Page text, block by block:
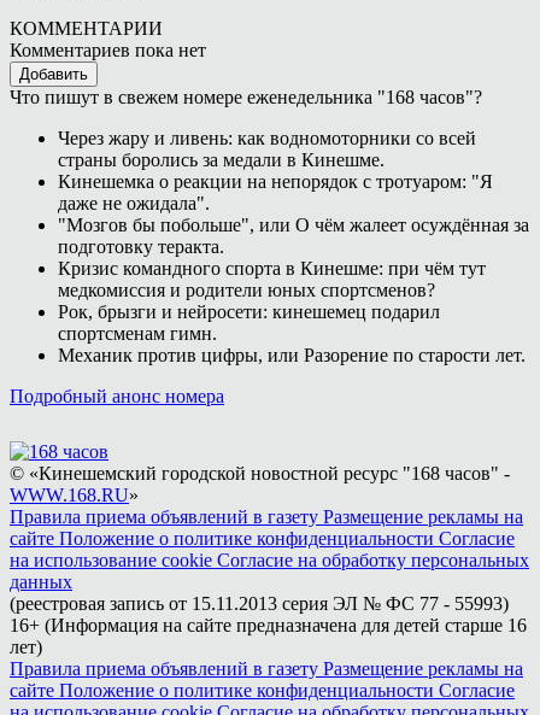
КОММЕНТАРИИ
Комментариев пока нет
Добавить
Что пишут в свежем номере еженедельника "168 часов"?
Через жару и ливень: как водномоторники со всей
страны боролись за медали в Кинешме.
Кинешемка о реакции на непорядок с тротуаром: "Я
даже не ожидала".
"Мозгов бы побольше", или О чём жалеет осуждённая за
подготовку теракта.
Кризис командного спорта в Кинешме: при чём тут
медкомиссия и родители юных спортсменов?
Рок, брызги и нейросети: кинешемец подарил
спортсменам гимн.
Механик против цифры, или Разорение по старости лет.
Подробный анонс номера
© «Кинешемский городской новостной ресурс "168 часов" -
WWW.168.RU»
Правила приема объявлений в газету Размещение рекламы на
сайте Положение о политике конфиденциальности Согласие
на использование cookie Согласие на обработку персональных
данных
(реестровая запись от 15.11.2013 серия ЭЛ № ФС 77 - 55993)
16+ (Информация на сайте предназначена для детей старше 16
лет)
Правила приема объявлений в газету Размещение рекламы на
сайте Положение о политике конфиденциальности Согласие